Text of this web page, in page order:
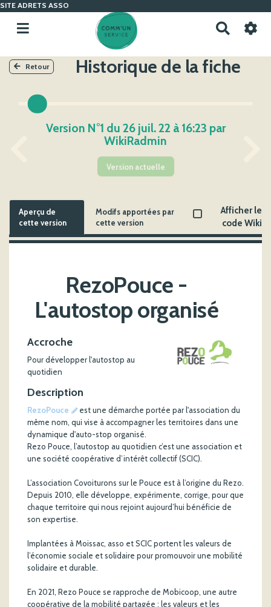
SITE ADRETS ASSO
c
h
Retour Historique de la fiche
Version N°1 du 26 juil. 22 à 16:23 par
WikiRadmin
Version actuelle
Aperçu de
cette version
Modifs apportées par
cette version
Afficher le
code Wiki
RezoPouce -
L'autostop organisé
Accroche
Pour développer l'autostop au
quotidien
Description
RezoPouce
est une démarche portée par l'association du
même nom, qui vise à accompagner les territoires dans une
dynamique d'auto-stop organisé.
Rezo Pouce, l’autostop au quotidien c’est une association et
une société coopérative d’intérêt collectif (SCIC).
L’association Covoiturons sur le Pouce est à l’origine du Rezo.
Depuis 2010, elle développe, expérimente, corrige, pour que
chaque territoire qui nous rejoint aujourd’hui bénéficie de
son expertise.
Implantées à Moissac, asso et SCIC portent les valeurs de
l’économie sociale et solidaire pour promouvoir une mobilité
solidaire et durable.
En 2021, Rezo Pouce se rapproche de Mobicoop, une autre
coopérative de la mobilité partagée : les valeurs et les